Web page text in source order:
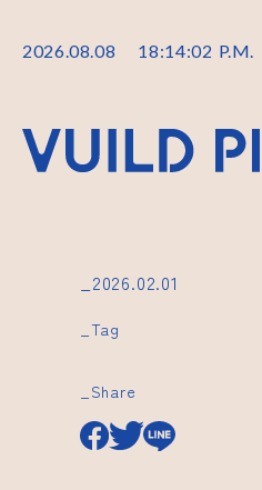
2026.08.08 18:14:03 P.M.
_2026.02.01
_Tag
_Share